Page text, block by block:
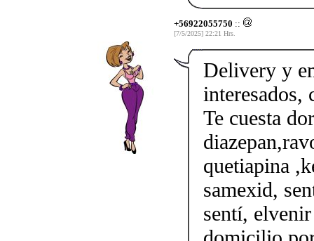
+56922055750 ::
[7/5/2025] 22:21 Hrs.
Delivery y
interesados,
Te cuesta
quetiapina
samexid,
sentí,